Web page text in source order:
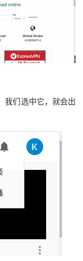
我们选中它，就会出